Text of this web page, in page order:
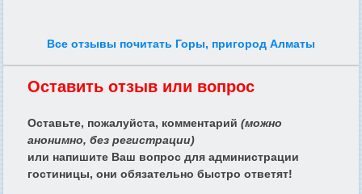
Все отзывы почитать Горы, пригород Алматы
Оставить отзыв или вопрос
Оставьте, пожалуйста, комментарий (можно
анонимно, без регистрации)
или напишите Ваш вопрос для администрации
гостиницы, они обязательно быстро ответят!